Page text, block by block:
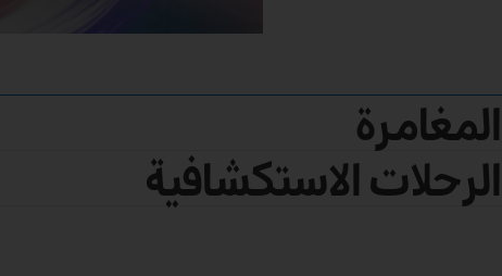
المغامرة
الرحلات الاستكشافية